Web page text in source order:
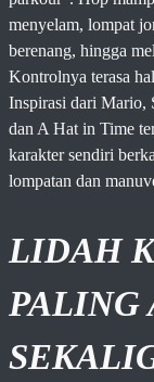
menyelam, lompat
berenang, hingga
Kontrolnya terasa
Inspirasi dari Mario,
dan A Hat in Time
karakter sendiri
lompatan dan
LIDAH
PALING